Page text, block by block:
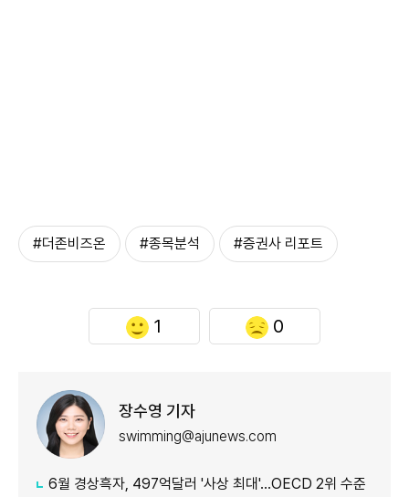
#더존비즈온 #종목분석 #증권사 리포트
1 0
장수영 기자
swimming@ajunews.com
6월 경상흑자, 497억달러 '사상 최대'…OECD 2위 수준